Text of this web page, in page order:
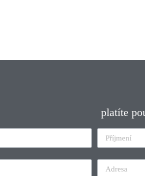
platíte